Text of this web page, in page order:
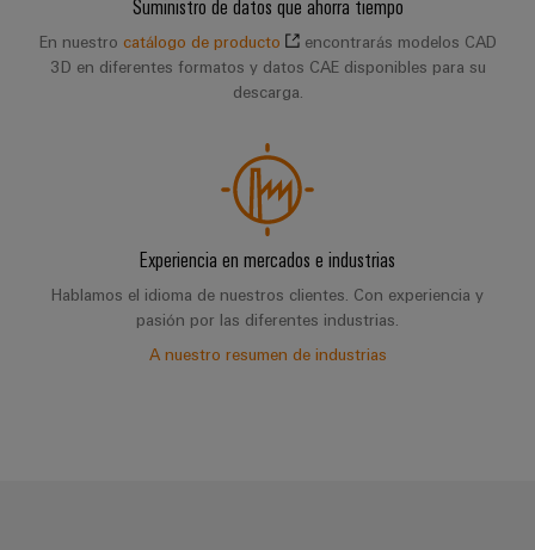
Suministro de datos que ahorra tiempo
En nuestro catálogo de producto
encontrarás modelos CAD
3D en diferentes formatos y datos CAE disponibles para su
descarga.
Experiencia en mercados e industrias
Hablamos el idioma de nuestros clientes. Con experiencia y
pasión por las diferentes industrias.
A nuestro resumen de industrias